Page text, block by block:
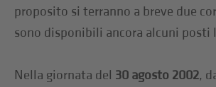
proposito si terranno a breve due
sono disponibili ancora alcuni posti
Nella giornata del 30 agosto 2002,